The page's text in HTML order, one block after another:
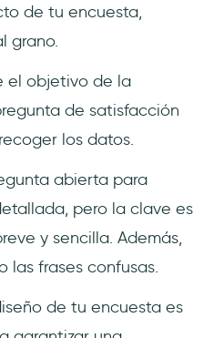
de tu encuesta,
grano.
el objetivo de la
de satisfacción
los datos.
abierta para
pero la clave es
y sencilla. Además,
las frases confusas.
de tu encuesta es